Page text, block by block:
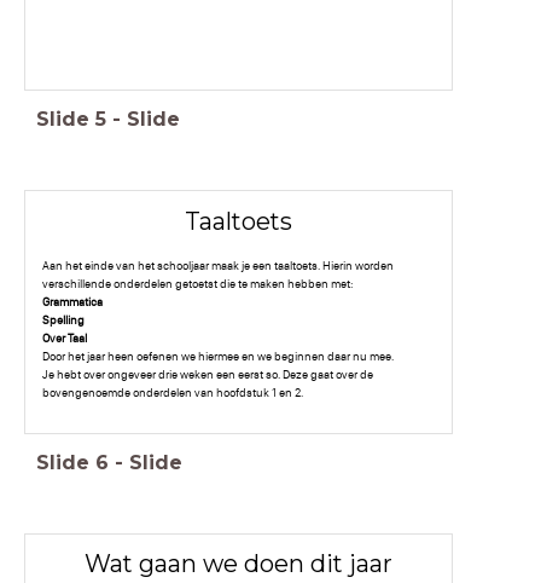
Slide 5 - Slide
Taaltoets
Aan het einde van het schooljaar maak je een taaltoets. Hierin worden
verschillende onderdelen getoetst die te maken hebben met:
Grammatica
Spelling
Over Taal
Door het jaar heen oefenen we hiermee en we beginnen daar nu mee.
Je hebt over ongeveer drie weken een eerst so. Deze gaat over de
bovengenoemde onderdelen van hoofdstuk 1 en 2.
Slide 6 - Slide
Wat gaan we doen dit jaar